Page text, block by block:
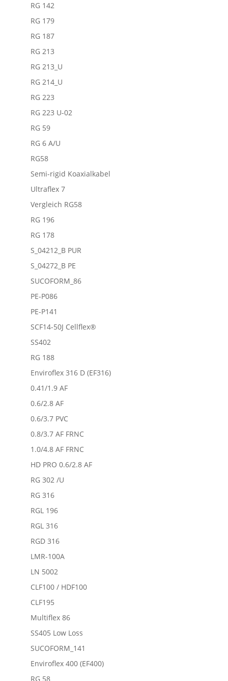
RG 142
RG 179
RG 187
RG 213
RG 213_U
RG 214_U
RG 223
RG 223 U-02
RG 59
RG 6 A/U
RG58
Semi-rigid Koaxialkabel
Ultraflex 7
Vergleich RG58
RG 196
RG 178
S_04212_B PUR
S_04272_B PE
SUCOFORM_86
PE-P086
PE-P141
SCF14-50J Cellflex®
SS402
RG 188
Enviroflex 316 D (EF316)
0.41/1.9 AF
0.6/2.8 AF
0.6/3.7 PVC
0.8/3.7 AF FRNC
1.0/4.8 AF FRNC
HD PRO 0.6/2.8 AF
RG 302 /U
RG 316
RGL 196
RGL 316
RGD 316
LMR-100A
LN 5002
CLF100 / HDF100
CLF195
Multiflex 86
SS405 Low Loss
SUCOFORM_141
Enviroflex 400 (EF400)
RG 58